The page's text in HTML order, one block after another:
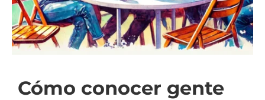
Cómo conocer gente